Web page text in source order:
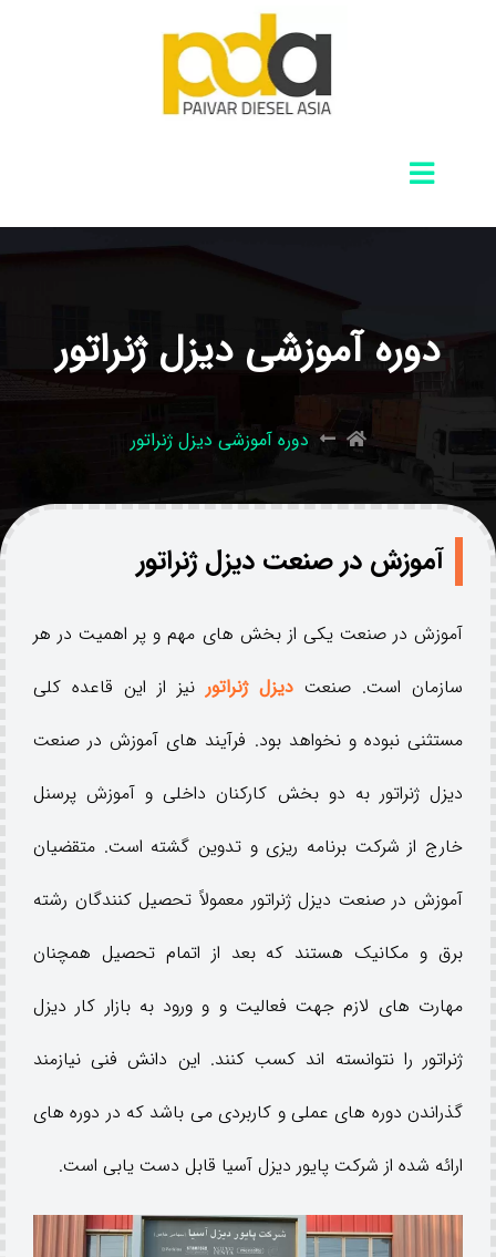
دوره آموزشی دیزل ژنراتور
دوره آموزشی دیزل ژنراتور
آموزش در صنعت دیزل ژنراتور
آموزش در صنعت یکی از بخش های مهم و پر اهمیت در هر
سازمان است. صنعت دیزل ژنراتور نیز از این قاعده کلی
مستثنی نبوده و نخواهد بود. فرآیند های آموزش در صنعت
دیزل ژنراتور به دو بخش کارکنان داخلی و آموزش پرسنل
خارج از شرکت برنامه ریزی و تدوین گشته است. متقضیان
آموزش در صنعت دیزل ژنراتور معمولاً تحصیل کنندگان رشته
برق و مکانیک هستند که بعد از اتمام تحصیل همچنان
مهارت های لازم جهت فعالیت و و ورود به بازار کار دیزل
ژنراتور را نتوانسته اند کسب کنند. این دانش فنی نیازمند
گذراندن دوره های عملی و کاربردی می باشد که در دوره های
ارائه شده از شرکت پایور دیزل آسیا قابل دست یابی است.